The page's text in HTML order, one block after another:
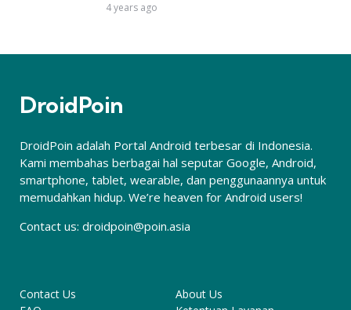
4 years ago
DroidPoin
DroidPoin adalah Portal Android terbesar di Indonesia.
Kami membahas berbagai hal seputar Google, Android,
smartphone, tablet, wearable, dan penggunaannya untuk
memudahkan hidup. We’re heaven for Android users!
Contact us: droidpoin@poin.asia
Contact Us
About Us